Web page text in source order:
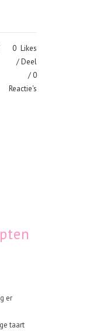
0 Likes
Deel
0
Reactie's
er
taart